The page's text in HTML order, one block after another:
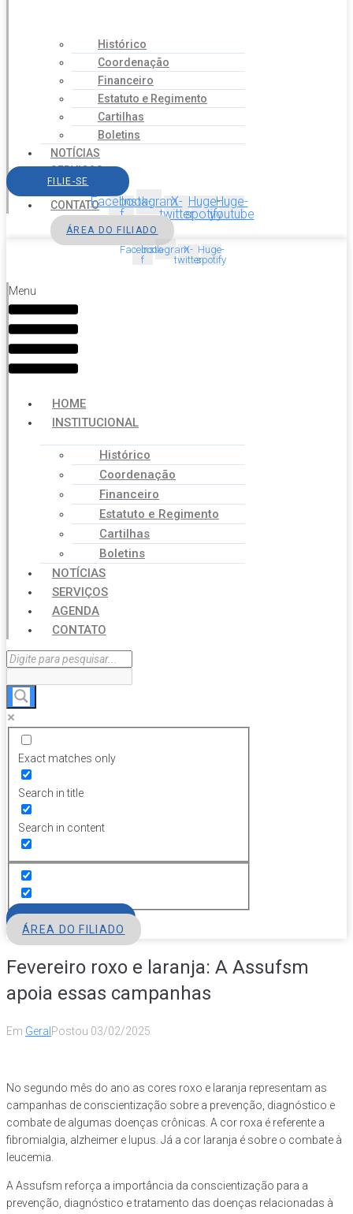
Histórico
Coordenação
Financeiro
Estatuto e Regimento
Cartilhas
Boletins
NOTÍCIAS
SERVIÇOS
AGENDA
CONTATO
FILIE-SE
Facebook-
f
InstagramX-
twitter
Huge-
spotify
Huge-
youtube
ÁREA DO FILIADO
Facebook-
f
InstagramX-
twitter
Huge-
spotify
Menu
HOME
INSTITUCIONAL
Histórico
Coordenação
Financeiro
Estatuto e Regimento
Cartilhas
Boletins
NOTÍCIAS
SERVIÇOS
AGENDA
CONTATO
Exact matches only
Search in title
Search in content
ÁREA DO FILIADO
Fevereiro roxo e laranja: A Assufsm
apoia essas campanhas
Em Geral Postou 03/02/2025
No segundo mês do ano as cores roxo e laranja representam as
campanhas de conscientização sobre a prevenção, diagnóstico e
combate de algumas doenças crônicas. A cor roxa é referente a
fibromialgia, alzheimer e lupus. Já a cor laranja é sobre o combate à
leucemia.
A Assufsm reforça a importância da conscientização para a
prevenção, diagnóstico e tratamento das doenças relacionadas à